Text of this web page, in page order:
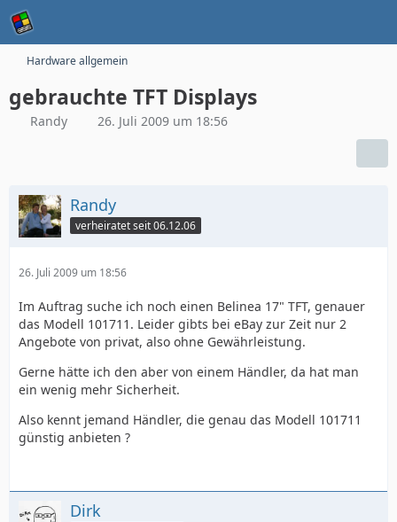
Hardware allgemein
gebrauchte TFT Displays
Randy 26. Juli 2009 um 18:56
Randy
verheiratet seit 06.12.06
26. Juli 2009 um 18:56
Im Auftrag suche ich noch einen Belinea 17" TFT, genauer
das Modell 101711. Leider gibts bei eBay zur Zeit nur 2
Angebote von privat, also ohne Gewährleistung.
Gerne hätte ich den aber von einem Händler, da hat man
ein wenig mehr Sicherheit.
Also kennt jemand Händler, die genau das Modell 101711
günstig anbieten ?
Dirk